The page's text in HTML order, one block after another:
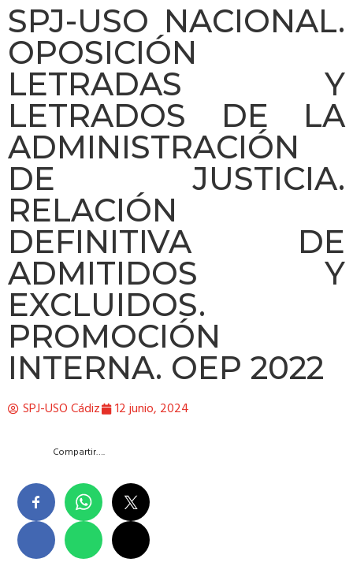
SPJ-USO NACIONAL.
OPOSICIÓN
LETRADAS Y
LETRADOS DE LA
ADMINISTRACIÓN
DE JUSTICIA.
RELACIÓN
DEFINITIVA DE
ADMITIDOS Y
EXCLUIDOS.
PROMOCIÓN
INTERNA. OEP 2022
SPJ-USO Cádiz 12 junio, 2024
Compartir….